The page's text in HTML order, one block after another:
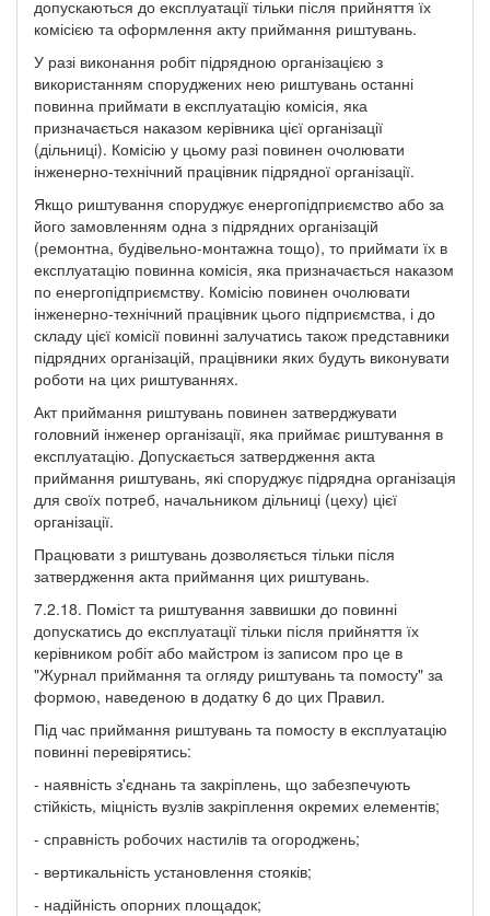
допускаються до експлуатації тільки після прийняття їх
комісією та оформлення акту приймання риштувань.
У разі виконання робіт підрядною організацією з
використанням споруджених нею риштувань останні
повинна приймати в експлуатацію комісія, яка
призначається наказом керівника цієї організації
(дільниці). Комісію у цьому разі повинен очолювати
інженерно-технічний працівник підрядної організації.
Якщо риштування споруджує енергопідприємство або за
його замовленням одна з підрядних організацій
(ремонтна, будівельно-монтажна тощо), то приймати їх в
експлуатацію повинна комісія, яка призначається наказом
по енергопідприємству. Комісію повинен очолювати
інженерно-технічний працівник цього підприємства, і до
складу цієї комісії повинні залучатись також представники
підрядних організацій, працівники яких будуть виконувати
роботи на цих риштуваннях.
Акт приймання риштувань повинен затверджувати
головний інженер організації, яка приймає риштування в
експлуатацію. Допускається затвердження акта
приймання риштувань, які споруджує підрядна організація
для своїх потреб, начальником дільниці (цеху) цієї
організації.
Працювати з риштувань дозволяється тільки після
затвердження акта приймання цих риштувань.
7.2.18. Поміст та риштування заввишки до повинні
допускатись до експлуатації тільки після прийняття їх
керівником робіт або майстром із записом про це в
"Журнал приймання та огляду риштувань та помосту" за
формою, наведеною в додатку 6 до цих Правил.
Під час приймання риштувань та помосту в експлуатацію
повинні перевірятись:
- наявність з'єднань та закріплень, що забезпечують
стійкість, міцність вузлів закріплення окремих елементів;
- справність робочих настилів та огороджень;
- вертикальність установлення стояків;
- надійність опорних площадок;